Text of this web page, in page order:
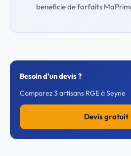
beneficie de forfaits
Besoin d'un devis ?
Comparez 3 artisans RGE à Seyne
Devis gratuit